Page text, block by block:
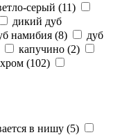
серый (11)
дикий дуб
намибия (8)
дуб
капучино (2)
хром (102)
в нишу (5)